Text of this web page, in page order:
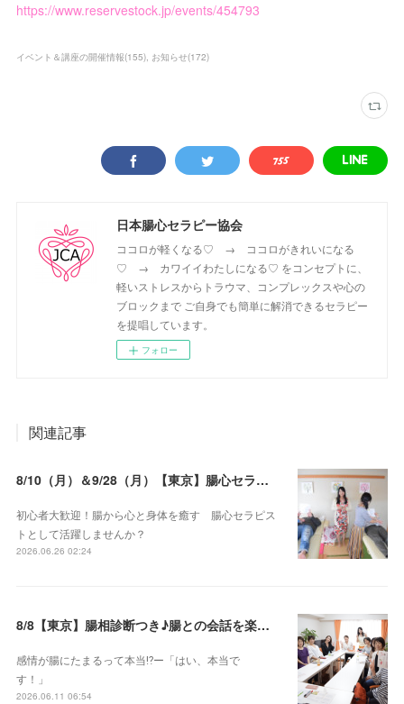
https://www.reservestock.jp/events/454793
イベント＆講座の開催情報(155) お知らせ(172)
日本腸心セラピー協会
ココロが軽くなる♡ → ココロがきれいになる
♡ → カワイイわたしになる♡ をコンセプトに、
軽いストレスからトラウマ、コンプレックスや心の
ブロックまで ご自身でも簡単に解消できるセラピー
を提唱しています。
フォロー
関連記事
8/10（月）＆9/28（月）【東京】腸心セラピスト養成コース《２日間コース》開講決定
初心者大歓迎！腸から心と身体を癒す 腸心セラピス
トとして活躍しませんか？
2026.06.26 02:24
8/8【東京】腸相診断つき♪腸との会話を楽しむ♡腸心セラピー♪お試し体験会
感情が腸にたまるって本当⁉️ー「はい、本当で
す！」
2026.06.11 06:54